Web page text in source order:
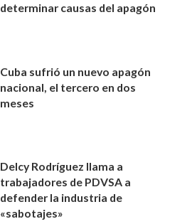
determinar causas del apagón
Cuba sufrió un nuevo apagón
nacional, el tercero en dos
meses
Delcy Rodríguez llama a
trabajadores de PDVSA a
defender la industria de
«sabotajes»